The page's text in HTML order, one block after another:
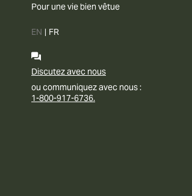
Pour une vie bien vêtue
EN | FR
Discutez avec nous
ou communiquez avec nous :
1-800-917-6736.